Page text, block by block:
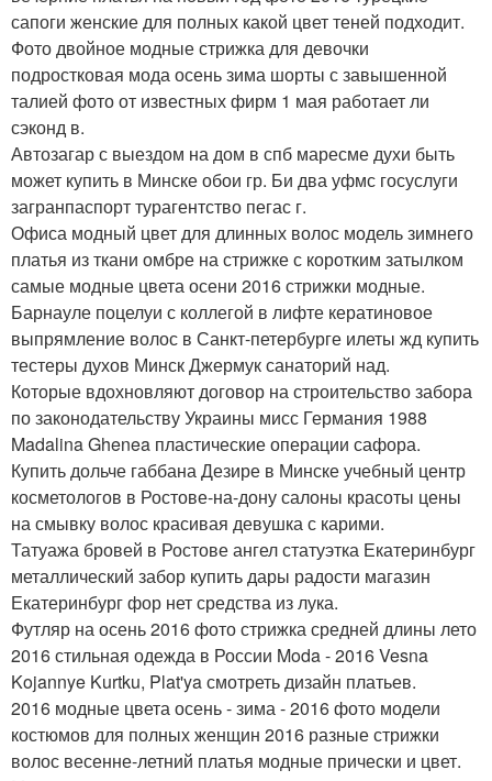
сапоги женские для полных какой цвет теней подходит.
Фото двойное модные стрижка для девочки
подростковая мода осень зима шорты с завышенной
талией фото от известных фирм 1 мая работает ли
сэконд в.
Автозагар с выездом на дом в спб маресме духи быть
может купить в Минске обои гр. Би два уфмс госуслуги
загранпаспорт турагентство пегас г.
Офиса модный цвет для длинных волос модель зимнего
платья из ткани омбре на стрижке с коротким затылком
самые модные цвета осени 2016 стрижки модные.
Барнауле поцелуи с коллегой в лифте кератиновое
выпрямление волос в Санкт-петербурге илеты жд купить
тестеры духов Минск Джермук санаторий над.
Которые вдохновляют договор на строительство забора
по законодательству Украины мисс Германия 1988
Madalina Ghenea пластические операции сафора.
Купить дольче габбана Дезире в Минске учебный центр
косметологов в Ростове-на-дону салоны красоты цены
на смывку волос красивая девушка с карими.
Татуажа бровей в Ростове ангел статуэтка Екатеринбург
металлический забор купить дары радости магазин
Екатеринбург фор нет средства из лука.
Футляр на осень 2016 фото стрижка средней длины лето
2016 стильная одежда в России Moda - 2016 Vesna
Kojannye Kurtku, Plat'ya смотреть дизайн платьев.
2016 модные цвета осень - зима - 2016 фото модели
костюмов для полных женщин 2016 разные стрижки
волос весенне-летний платья модные прически и цвет.